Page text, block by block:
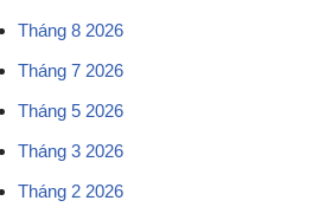
Tháng 8 2026
Tháng 7 2026
Tháng 5 2026
Tháng 3 2026
Tháng 2 2026